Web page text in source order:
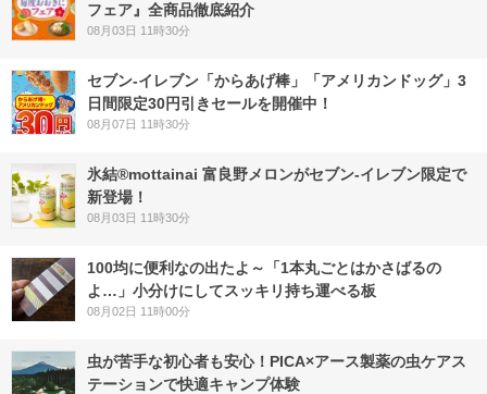
フェア』全商品徹底紹介
08月03日 11時30分
セブン‐イレブン「からあげ棒」「アメリカンドッグ」3
日間限定30円引きセールを開催中！
08月07日 11時30分
氷結®mottainai 富良野メロンがセブン‐イレブン限定で
新登場！
08月03日 11時30分
100均に便利なの出たよ～「1本丸ごとはかさばるの
よ…」小分けにしてスッキリ持ち運べる板
08月02日 11時00分
虫が苦手な初心者も安心！PICA×アース製薬の虫ケアス
テーションで快適キャンプ体験